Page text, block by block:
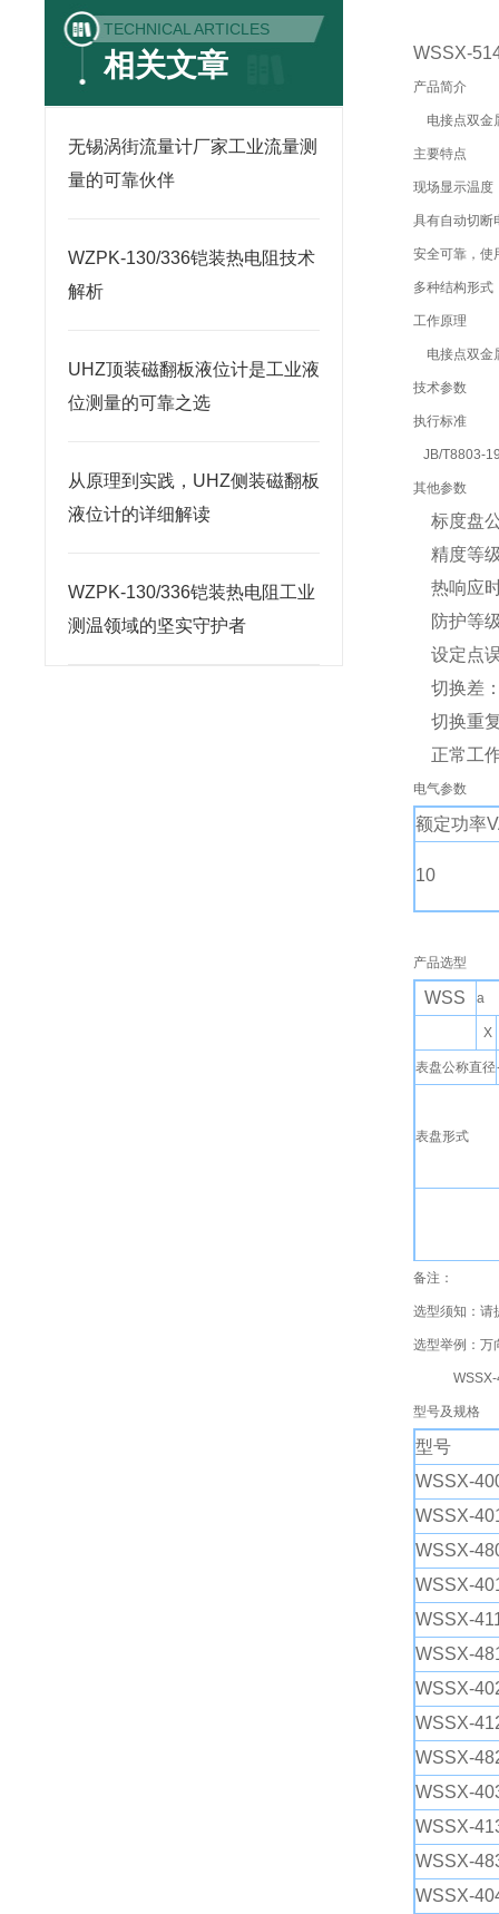
TECHNICAL ARTICLES
相关文章
无锡涡街流量计厂家工业流量测
量的可靠伙伴
WZPK-130/336铠装热电阻技术
解析
UHZ顶装磁翻板液位计是工业液
位测量的可靠之选
从原理到实践，UHZ侧装磁翻板
液位计的详细解读
WZPK-130/336铠装热电阻工业
测温领域的坚实守护者
WSSX-
产品简介
电接点双金
主要特点
现场显示温度
具有自动切断
安全可靠，使
多种结构形式
工作原理
电接点双金
技术参数
执行标准
JB/T8803-
其他参数
标度盘
精度等
热响应
防护等
设定点
切换差
切换重
正常工
电气参数
额定功率
10
产品选型
WSS a
X
表盘公称直径
表盘形式
安装固定形式
保护形式
备注：
选型须知：请
选型举例：
WSSX-
型号及规格
型号
WSSX-
WSSX-
WSSX-
WSSX-
WSSX-
WSSX-
WSSX-
WSSX-
WSSX-
WSSX-
WSSX-
WSSX-
WSSX-